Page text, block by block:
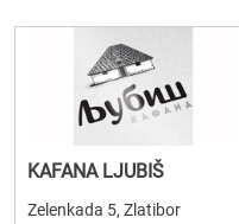
KAFANA LJUBIŠ
Zelenkada 5, Zlatibor